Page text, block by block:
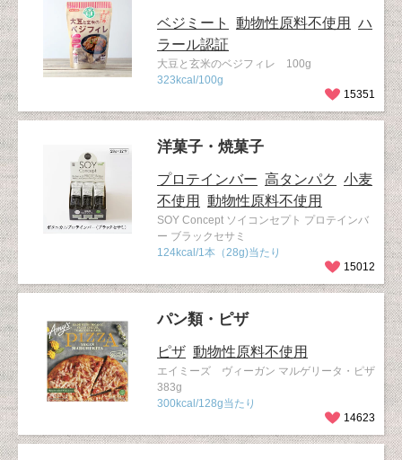
ベジミート 動物性原料不使用
ハ
ラール認証
大豆と玄米のベジフィレ 100g
323kcal/100g
15351
洋菓子・焼菓子
プロテインバー 高タンパク
小麦
不使用
動物性原料不使用
SOY Concept ソイコンセプト プロテインバ
ー ブラックセサミ
124kcal/1本（28g)当たり
15012
パン類・ピザ
ピザ 動物性原料不使用
エイミーズ ヴィーガン マルゲリータ・ピザ
383g
300kcal/128g当たり
14623